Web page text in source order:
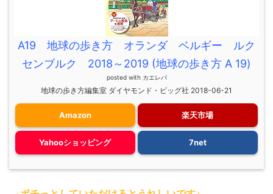
A19 地球の歩き方 オランダ ベルギー ルク
センブルク 2018～2019 (地球の歩き方 A 19)
posted with カエレバ
地球の歩き方編集室 ダイヤモンド・ビッグ社 2018-06-21
Amazon 楽天市場
Yahooショッピング 7net